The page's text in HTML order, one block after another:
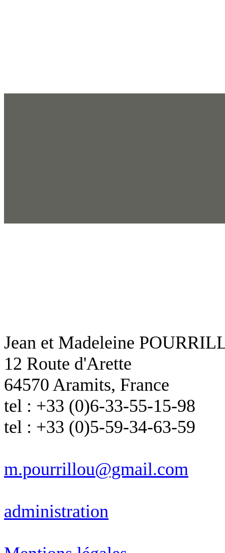
Jean et Madeleine
12 Route d'Arette
64570 Aramits, France
tel : +33 (0)6-33-55-15-98
tel : +33 (0)5-59-34-63-59
m.pourrillou@gmail.com
administration